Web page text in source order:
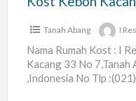
Plaza
OUB,
Tanah
Abang
Jakarta
Tanah Abang I
Nama Rumah Kost : I
Kacang 33 No
,Indonesia No Tlp